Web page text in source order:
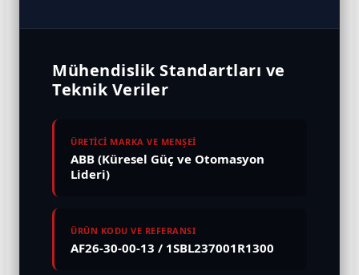
Mühendislik Standartları ve
Teknik Veriler
ÜRETİCİ MARKA VE MENŞEİ
ABB (Küresel Güç ve Otomasyon
Lideri)
ÜRÜN KODU VE REFERANSI
AF26-30-00-13 / 1SBL237001R1300